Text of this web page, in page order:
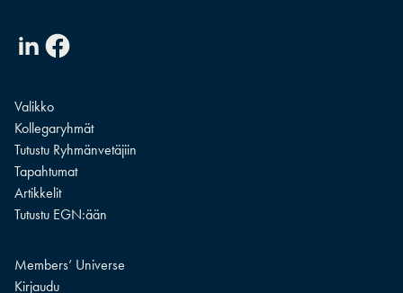
LinkedinFacebook
Valikko
Kollegaryhmät
Tutustu Ryhmänvetäjiin
Tapahtumat
Artikkelit
Tutustu EGN:ään
Members’ Universe
Kirjaudu